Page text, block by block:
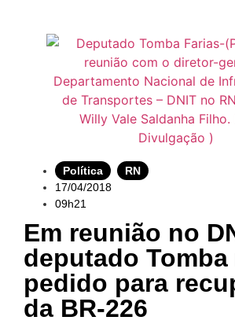
Política
RN
17/04/2018
09h21
Em reunião no
deputado
pedido para
da BR-226